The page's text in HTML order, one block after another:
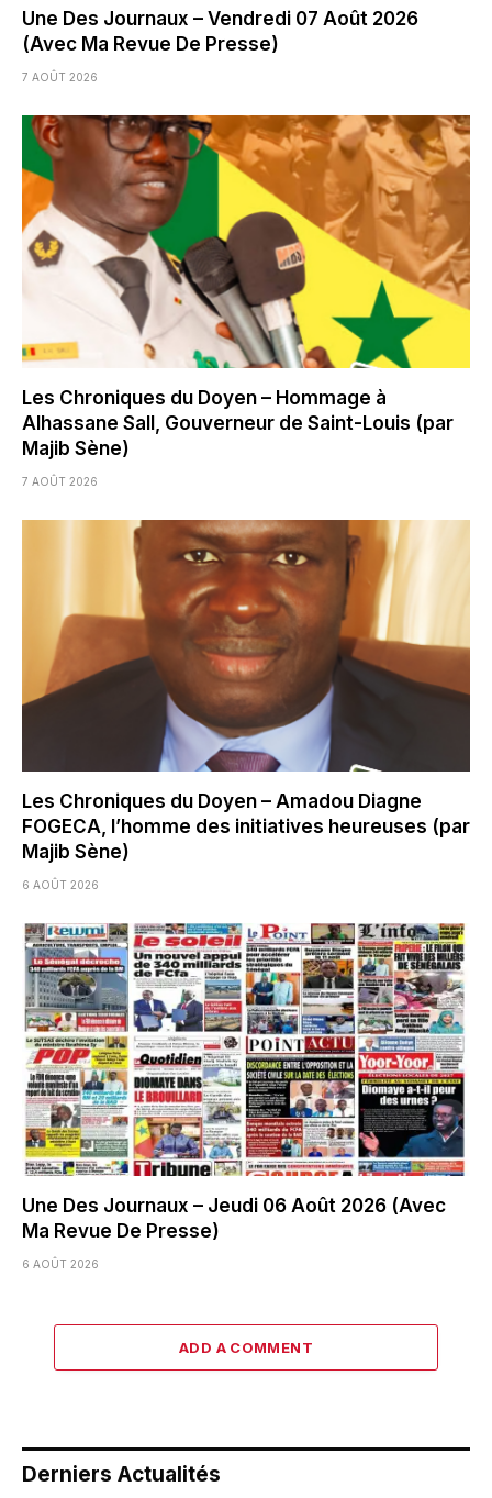
Une Des Journaux – Vendredi 07 Août 2026
(Avec Ma Revue De Presse)
7 AOÛT 2026
Les Chroniques du Doyen – Hommage à
Alhassane Sall, Gouverneur de Saint-Louis (par
Majib Sène)
7 AOÛT 2026
Les Chroniques du Doyen – Amadou Diagne
FOGECA, l’homme des initiatives heureuses (par
Majib Sène)
6 AOÛT 2026
Une Des Journaux – Jeudi 06 Août 2026 (Avec
Ma Revue De Presse)
6 AOÛT 2026
ADD A COMMENT
Derniers Actualités